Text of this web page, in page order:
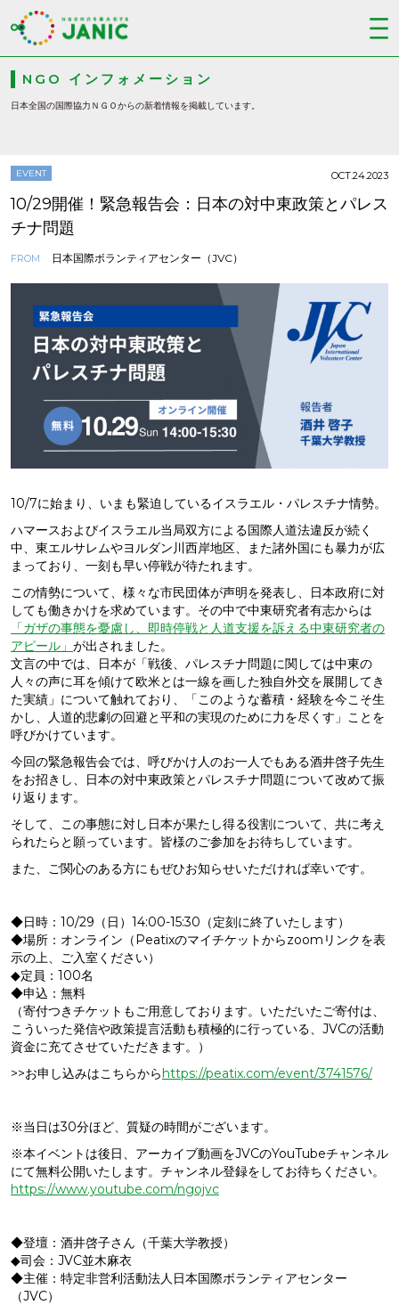
NGO インフォメーション
日本全国の国際協力ＮＧＯからの新着情報を掲載しています。
EVENT
10/29開催！緊急報告会：日本の対中東政策とパレス
チナ問題
FROM 日本国際ボランティアセンター（JVC）
OCT.24.2023
10/7に始まり、いまも緊迫しているイスラエル・パレスチナ情勢。
ハマースおよびイスラエル当局双方による国際人道法違反が続く
中、東エルサレムやヨルダン川西岸地区、また諸外国にも暴力が広
まっており、一刻も早い停戦が待たれます。
この情勢について、様々な市民団体が声明を発表し、日本政府に対
しても働きかけを求めています。その中で中東研究者有志からは
「ガザの事態を憂慮し、即時停戦と人道支援を訴える中東研究者の
アピール」 が出されました。
文言の中では、日本が「戦後、パレスチナ問題に関しては中東の
人々の声に耳を傾けて欧米とは一線を画した独自外交を展開してき
た実績」について触れており、「このような蓄積・経験を今こそ生
かし、人道的悲劇の回避と平和の実現のために力を尽くす」ことを
呼びかけています。
今回の緊急報告会では、呼びかけ人のお一人でもある酒井啓子先生
をお招きし、日本の対中東政策とパレスチナ問題について改めて振
り返ります。
そして、この事態に対し日本が果たし得る役割について、共に考え
られたらと願っています。皆様のご参加をお待ちしています。
また、ご関心のある方にもぜひお知らせいただければ幸いです。
◆日時：10/29（日）14:00-15:30（定刻に終了いたします）
◆場所：オンライン（Peatixのマイチケットからzoomリンクを表
示の上、ご入室ください）
◆定員：100名
◆申込：無料
（寄付つきチケットもご用意しております。いただいたご寄付は、
こういった発信や政策提言活動も積極的に行っている、JVCの活動
資金に充てさせていただきます。）
>>お申し込みはこちらからhttps://peatix.com/event/3741576/
※当日は30分ほど、質疑の時間がございます。
※本イベントは後日、アーカイブ動画をJVCのYouTubeチャンネル
にて無料公開いたします。チャンネル登録をしてお待ちください。
https://www.youtube.com/ngojvc
◆登壇：酒井啓子さん（千葉大学教授）
◆司会：JVC並木麻衣
◆主催：特定非営利活動法人日本国際ボランティアセンター
（JVC）